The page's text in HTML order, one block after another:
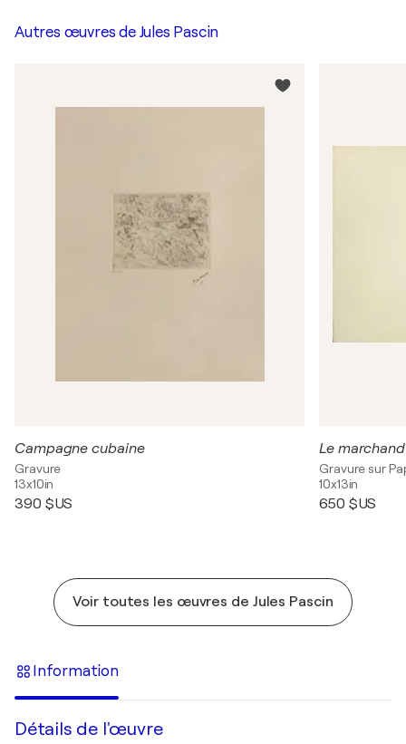
Autres œuvres de Jules Pascin
Campagne cubaine
Gravure
13x10in
390 $US
Le
Gravure sur
10x13in
650 $US
Voir toutes les œuvres de Jules Pascin
Information
Détails de l'œuvre